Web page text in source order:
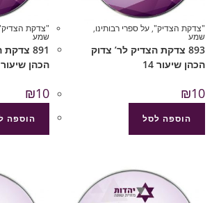
"צדקת הצדיק",על ספרי רבותינו,
שמע
893 צדקת הצדיק לר’ צדוק
הכהן שיעור 14
₪10
הוספה לסל
"צדקת
שמע
891
הכהן שיעור 12
₪10
הוספה